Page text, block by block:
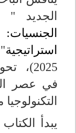
الجديد "
استراتيجية
2025)،
في عصر
يبدأ